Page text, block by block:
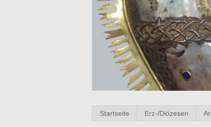
Startseite Erz-/Diözesen